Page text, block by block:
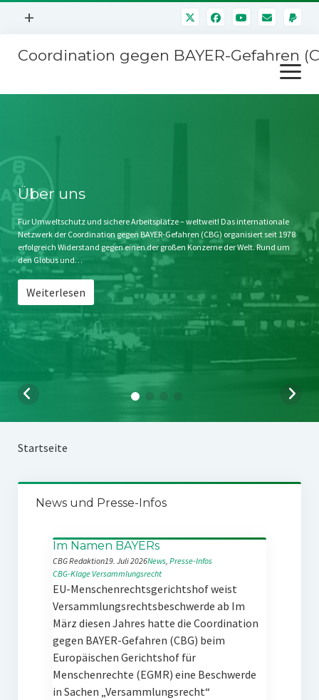
Menü
+
Mitmachen
Kontakt
Impressum
Störfälle
Coordination gegen BAYER-Gefahren
Menü
öffnen
Stichwort BAYER
Jahrestagung
SPENDEN
Über uns
Für Umweltschutz und sichere Arbeitsplätze – weltweit! Das internationale
Netzwerk der Coordination gegen BAYER-Gefahren (CBG) organisiert seit 1978
erfolgreich Widerstand gegen einen der großen Konzerne der Welt. Rund um
den Globus und…
Weiterlesen
Startseite
News und Presse-Infos
Im Namen BAYERs
CBG Redaktion19. Juli 2026News, Presse-Infos
CBG-Klage Versammlungsrecht
EU-Menschenrechtsgerichtshof weist
Versammlungsrechtsbeschwerde ab Im
März diesen Jahres hatte die Coordination
gegen BAYER-Gefahren (CBG) beim
Europäischen Gerichtshof für
Menschenrechte (EGMR) eine Beschwerde
in Sachen „Versammlungsrecht“